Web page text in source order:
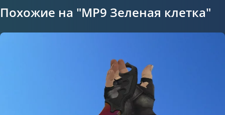
Похожие на "MP9 Зеленая клетка"